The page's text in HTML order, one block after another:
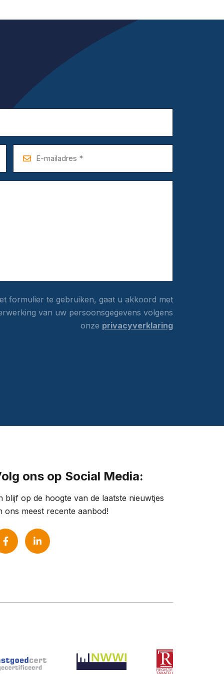
mailadres
formulier te gebruiken, gaat u akkoord met
van uw persoonsgegevens volgens
onze privacyverklaring
ons op Social Media:
blijf op de hoogte van de laatste nieuwtjes
ons meest recente aanbod!